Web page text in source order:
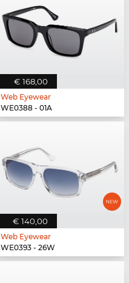
€ 168,00
Web Eyewear
WE0388 - 01A
€ 140,00
Web Eyewear
WE0393 - 26W